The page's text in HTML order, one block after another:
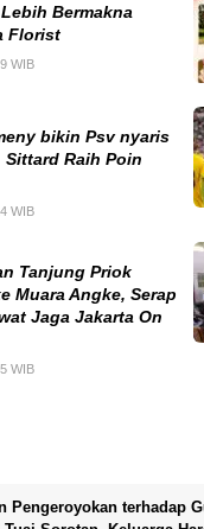
Bermakna
Florist
WIB
bikin Psv nyaris
Raih Poin
WIB
Tanjung Priok
Muara Angke, Serap
Jaga Jakarta On
WIB
Pengeroyokan terhadap